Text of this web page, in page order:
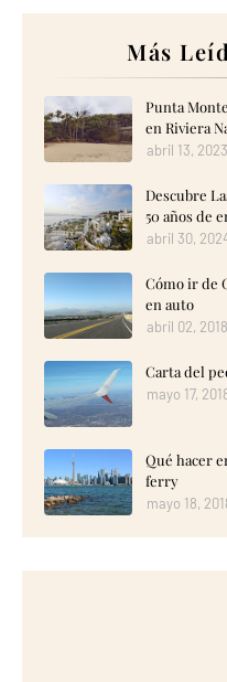
Más
Punta
en Riviera
abril 13, 2023
Descubre
50 años de
abril 30,
Cómo ir de
en auto
abril 02, 2018
Carta del
mayo 17,
Qué hacer
ferry
mayo 18,